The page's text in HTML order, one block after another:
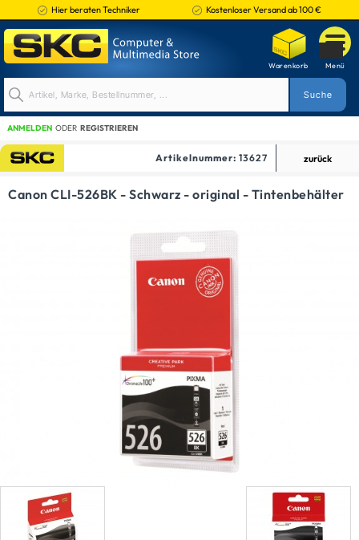
Hier beraten Techniker Kostenloser Versand ab 100 €
ANMELDEN ODER REGISTRIEREN
TINTENPATRONEN
Artikelnummer: 13627 zurück
Canon CLI-526BK - Schwarz - original - Tintenbehälter